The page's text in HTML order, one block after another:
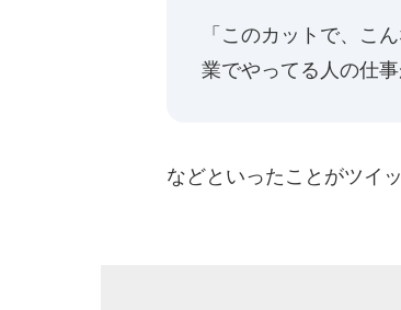
「このカットで、こ
業でやってる人の仕事
などといったことがツイ